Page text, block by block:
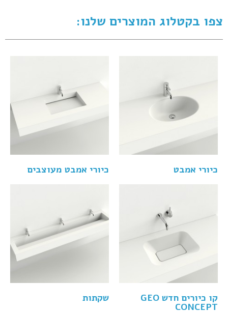
צפו בקטלוג המוצרים שלנו:
כיורי אמבט כיורי אמבט מעוצבים
קו כיורים חדש GEO
CONCEPT
שקתות